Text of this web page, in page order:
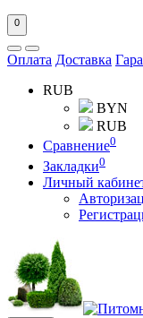
0
Оплата Доставка
RUB
BYN
RUB
Сравнение0
Закладки0
Личный